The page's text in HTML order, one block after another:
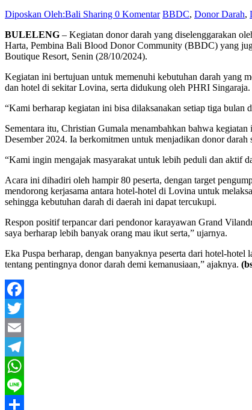
Diposkan Oleh:Bali Sharing 0 Komentar BBDC, Donor Darah,
BULELENG – Kegiatan donor darah yang diselenggarakan
Harta, Pembina Bali Blood Donor Community (BBDC) yang
Boutique Resort, Senin (28/10/2024).
Kegiatan ini bertujuan untuk memenuhi kebutuhan darah yang
dan hotel di sekitar Lovina, serta didukung oleh PHRI Singaraja.
“Kami berharap kegiatan ini bisa dilaksanakan setiap tiga
Sementara itu, Christian Gumala menambahkan bahwa
Desember 2024. Ia berkomitmen untuk menjadikan donor
“Kami ingin mengajak masyarakat untuk lebih peduli dan aktif
Acara ini dihadiri oleh hampir 80 peserta, dengan target
mendorong kerjasama antara hotel-hotel di Lovina untuk
sehingga kebutuhan darah di daerah ini dapat tercukupi.
Respon positif terpancar dari pendonor karayawan Grand
saya berharap lebih banyak orang mau ikut serta,” ujarnya.
Eka Puspa berharap, dengan banyaknya peserta dari hotel-
tentang pentingnya donor darah demi kemanusiaan,” ajaknya.
Facebook
Twitter
Email
Telegram
WhatsApp
Line